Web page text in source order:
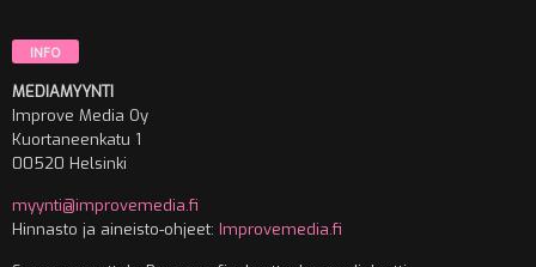
INFO
MEDIAMYYNTI
Improve Media Oy
Kuortaneenkatu 1
00520 Helsinki
myynti@improvemedia.fi
Hinnasto ja aineisto-ohjeet: Improvemedia.fi